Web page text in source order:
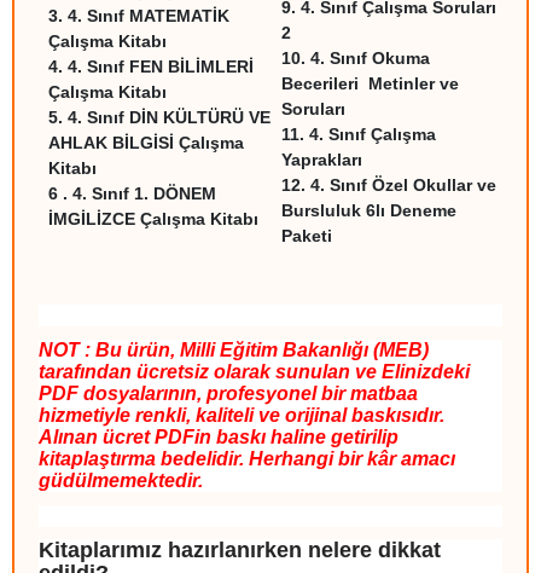
3. 4. Sınıf MATEMATİK
Çalışma Kitabı
4. 4. Sınıf FEN BİLİMLERİ
Çalışma Kitabı
5. 4. Sınıf DİN KÜLTÜRÜ VE
AHLAK BİLGİSİ Çalışma
Kitabı
6 . 4. Sınıf 1. DÖNEM
İMGİLİZCE Çalışma Kitabı
9. 4. Sınıf Çalışma Soruları
2
10. 4. Sınıf Okuma
Becerileri Metinler ve
Soruları
11. 4. Sınıf Çalışma
Yaprakları
12. 4. Sınıf Özel Okullar ve
Bursluluk 6lı Deneme
Paketi
NOT : Bu ürün, Milli Eğitim Bakanlığı (MEB)
tarafından ücretsiz olarak sunulan ve Elinizdeki
PDF dosyalarının, profesyonel bir matbaa
hizmetiyle renkli, kaliteli ve orijinal baskısıdır.
Alınan ücret PDFin baskı haline getirilip
kitaplaştırma bedelidir. Herhangi bir kâr amacı
güdülmemektedir.
Kitaplarımız hazırlanırken nelere dikkat